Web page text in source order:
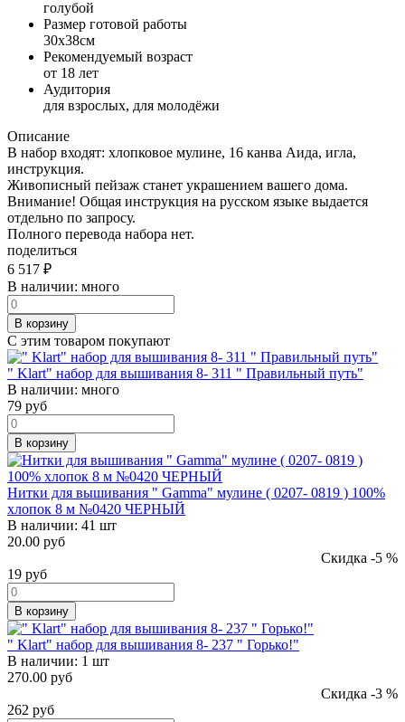
голубой
Размер готовой работы
30x38см
Рекомендуемый возраст
от 18 лет
Аудитория
для взрослых, для молодёжи
Описание
В набор входят: хлопковое мулине, 16 канва Аида, игла,
инструкция.
Живописный пейзаж станет украшением вашего дома.
Внимание! Общая инструкция на русском языке выдается
отдельно по запросу.
Полного перевода набора нет.
поделиться
6 517 ₽
В наличии: много
В корзину
С этим товаром покупают
" Klart" набор для вышивания 8- 311 " Правильный путь"
В наличии: много
79 руб
В корзину
Нитки для вышивания " Gamma" мулине ( 0207- 0819 ) 100%
хлопок 8 м №0420 ЧЕРНЫЙ
В наличии: 41 шт
20.00 руб
Скидка -5 %
19 руб
В корзину
" Klart" набор для вышивания 8- 237 " Горько!"
В наличии: 1 шт
270.00 руб
Скидка -3 %
262 руб